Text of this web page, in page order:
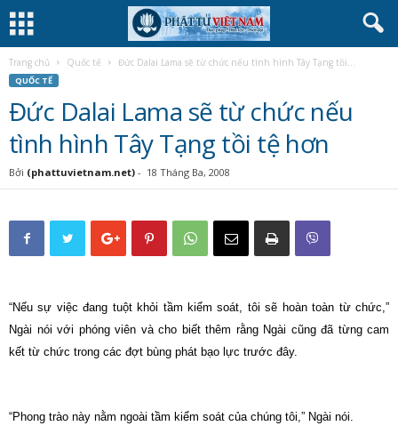
Trang chủ Quốc tế Đức Dalai Lama sẽ từ chức nếu tình hình Tây Tạng tồi...
QUỐC TẾ
Đức Dalai Lama sẽ từ chức nếu
tình hình Tây Tạng tồi tệ hơn
Bởi (phattuvietnam.net) - 18 Tháng Ba, 2008
“Nếu sự việc đang tuột khỏi tầm kiểm soát, tôi sẽ hoàn toàn từ chức,”
Ngài nói với phóng viên và cho biết thêm rằng Ngài cũng đã từng cam
kết từ chức trong các đợt bùng phát bạo lực trước đây.
“Phong trào này nằm ngoài tầm kiểm soát của chúng tôi,” Ngài nói.